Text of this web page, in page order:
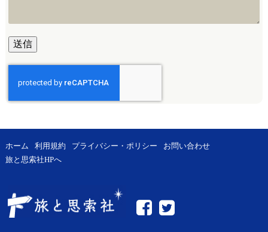
ホーム 利用規約 プライバシー・ポリシー
お問い合わせ
旅と思索社HPへ